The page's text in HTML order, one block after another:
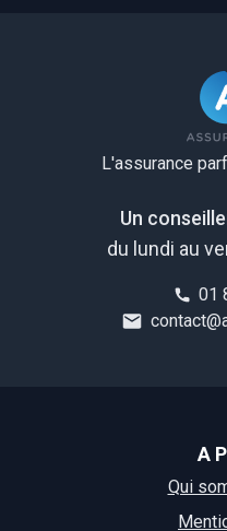
L'assurance
Un
du lundi au
01
A
Qui